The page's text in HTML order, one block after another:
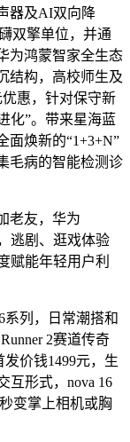
器及AI双向降
双擎单位，并通
为鸿蒙智家全生态
结构，高校师生及
惠，针对保守新
化”。带来星海蓝
面焕新的“1+3+N”
毛病的智能检测诊
老友，华为
逃剧、逛戏体验
赋能年轻用户利
列，日常潮搭和
2赛道传奇
价钱1499元，生
互形式，nova 16
变掌上相机或胸